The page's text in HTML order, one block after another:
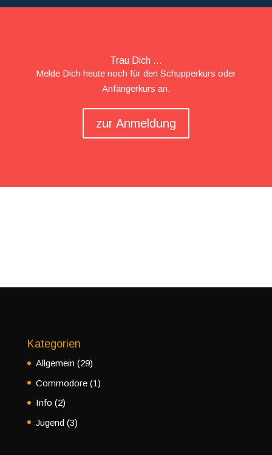
Trau Dich ...
Melde Dich heute noch für den Schupperkurs oder
Anfängerkurs an.
zur Anmeldung
Kategorien
Allgemein (29)
Commodore(1)
Info (2)
Jugend (3)